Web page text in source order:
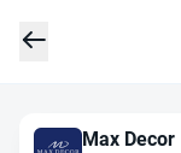
Max Decor